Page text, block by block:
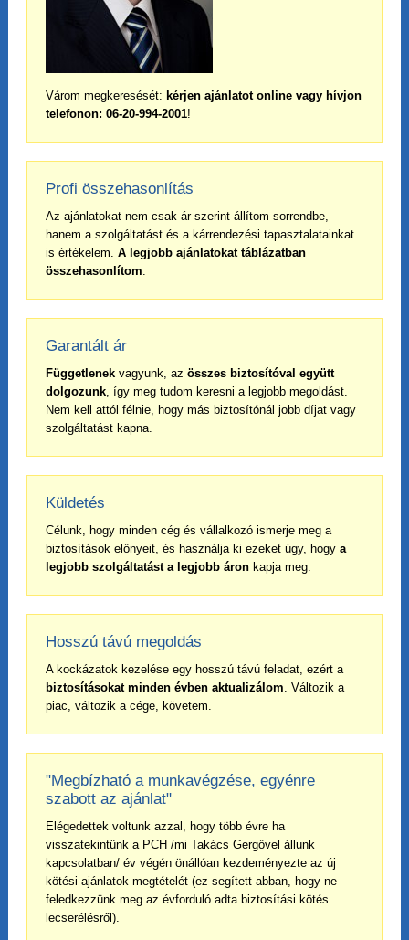
Várom megkeresését: kérjen ajánlatot online vagy hívjon
telefonon: 06-20-994-2001!
Profi összehasonlítás
Az ajánlatokat nem csak ár szerint állítom sorrendbe,
hanem a szolgáltatást és a kárrendezési tapasztalatainkat
is értékelem. A legjobb ajánlatokat táblázatban
összehasonlítom.
Garantált ár
Függetlenek vagyunk, az összes biztosítóval együtt
dolgozunk, így meg tudom keresni a legjobb megoldást.
Nem kell attól félnie, hogy más biztosítónál jobb díjat vagy
szolgáltatást kapna.
Küldetés
Célunk, hogy minden cég és vállalkozó ismerje meg a
biztosítások előnyeit, és használja ki ezeket úgy, hogy a
legjobb szolgáltatást a legjobb áron kapja meg.
Hosszú távú megoldás
A kockázatok kezelése egy hosszú távú feladat, ezért a
biztosításokat minden évben aktualizálom. Változik a
piac, változik a cége, követem.
"Megbízható a munkavégzése, egyénre
szabott az ajánlat"
Elégedettek voltunk azzal, hogy több évre ha
visszatekintünk a PCH /mi Takács Gergővel állunk
kapcsolatban/ év végén önállóan kezdeményezte az új
kötési ajánlatok megtételét (ez segített abban, hogy ne
feledkezzünk meg az évforduló adta biztosítási kötés
lecserélésről).